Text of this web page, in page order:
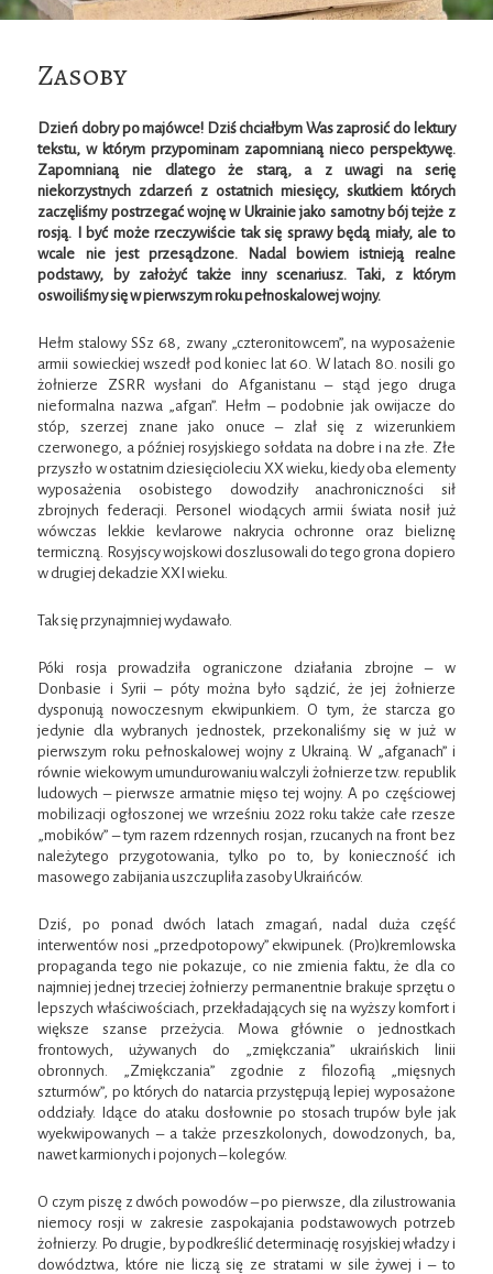
Zasoby
Dzień dobry po majówce! Dziś chciałbym Was zaprosić do lektury
tekstu, w którym przypominam zapomnianą nieco perspektywę.
Zapomnianą nie dlatego że starą, a z uwagi na serię
niekorzystnych zdarzeń z ostatnich miesięcy, skutkiem których
zaczęliśmy postrzegać wojnę w Ukrainie jako samotny bój tejże z
rosją. I być może rzeczywiście tak się sprawy będą miały, ale to
wcale nie jest przesądzone. Nadal bowiem istnieją realne
podstawy, by założyć także inny scenariusz. Taki, z którym
oswoiliśmy się w pierwszym roku pełnoskalowej wojny.
Hełm stalowy SSz 68, zwany „czteronitowcem”, na wyposażenie
armii sowieckiej wszedł pod koniec lat 60. W latach 80. nosili go
żołnierze ZSRR wysłani do Afganistanu – stąd jego druga
nieformalna nazwa „afgan”. Hełm – podobnie jak owijacze do
stóp, szerzej znane jako onuce – zlał się z wizerunkiem
czerwonego, a później rosyjskiego sołdata na dobre i na złe. Złe
przyszło w ostatnim dziesięcioleciu XX wieku, kiedy oba elementy
wyposażenia osobistego dowodziły anachroniczności sił
zbrojnych federacji. Personel wiodących armii świata nosił już
wówczas lekkie kevlarowe nakrycia ochronne oraz bieliznę
termiczną. Rosyjscy wojskowi doszlusowali do tego grona dopiero
w drugiej dekadzie XXI wieku.
Tak się przynajmniej wydawało.
Póki rosja prowadziła ograniczone działania zbrojne – w
Donbasie i Syrii – póty można było sądzić, że jej żołnierze
dysponują nowoczesnym ekwipunkiem. O tym, że starcza go
jedynie dla wybranych jednostek, przekonaliśmy się w już w
pierwszym roku pełnoskalowej wojny z Ukrainą. W „afganach” i
równie wiekowym umundurowaniu walczyli żołnierze tzw. republik
ludowych – pierwsze armatnie mięso tej wojny. A po częściowej
mobilizacji ogłoszonej we wrześniu 2022 roku także całe rzesze
„mobików” – tym razem rdzennych rosjan, rzucanych na front bez
należytego przygotowania, tylko po to, by konieczność ich
masowego zabijania uszczupliła zasoby Ukraińców.
Dziś, po ponad dwóch latach zmagań, nadal duża część
interwentów nosi „przedpotopowy” ekwipunek. (Pro)kremlowska
propaganda tego nie pokazuje, co nie zmienia faktu, że dla co
najmniej jednej trzeciej żołnierzy permanentnie brakuje sprzętu o
lepszych właściwościach, przekładających się na wyższy komfort i
większe szanse przeżycia. Mowa głównie o jednostkach
frontowych, używanych do „zmiękczania” ukraińskich linii
obronnych. „Zmiękczania” zgodnie z filozofią „mięsnych
szturmów”, po których do natarcia przystępują lepiej wyposażone
oddziały. Idące do ataku dosłownie po stosach trupów byle jak
wyekwipowanych – a także przeszkolonych, dowodzonych, ba,
nawet karmionych i pojonych – kolegów.
O czym piszę z dwóch powodów – po pierwsze, dla zilustrowania
niemocy rosji w zakresie zaspokajania podstawowych potrzeb
żołnierzy. Po drugie, by podkreślić determinację rosyjskiej władzy i
dowództwa, które nie liczą się ze stratami w sile żywej i – to